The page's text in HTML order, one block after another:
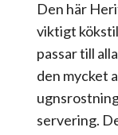
Den här
viktigt
passar till
den mycket
servering.